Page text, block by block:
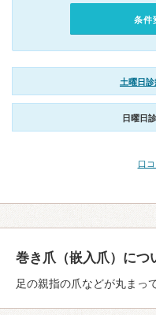
条件
土曜日
日曜日
口
巻き爪（嵌入爪）につ
足の親指の爪などが丸まっ